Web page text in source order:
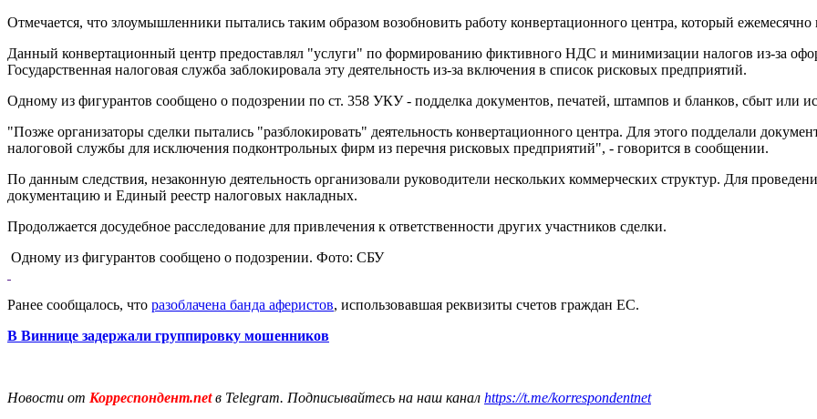
Отмечается, что злоумышленники пытались таким образом возобновить работу конвертационного центра, который
Данный конвертационный центр предоставлял "услуги" по формированию фиктивного НДС и минимизации налогов из-за
Государственная налоговая служба заблокировала эту деятельность из-за включения в список рисковых предприятий.
Одному из фигурантов сообщено о подозрении по ст. 358 УКУ - подделка документов, печатей, штампов и бланков, сбыт или
"Позже организаторы сделки пытались "разблокировать" деятельность конвертационного центра. Для этого подделали
налоговой службы для исключения подконтрольных фирм из перечня рисковых предприятий", - говорится в сообщении.
По данным следствия, незаконную деятельность организовали руководители нескольких коммерческих структур. Для
документацию и Единый реестр налоговых накладных.
Продолжается досудебное расследование для привлечения к ответственности других участников сделки.
Одному из фигурантов сообщено о подозрении. Фото: СБУ
Ранее сообщалось, что разоблачена банда аферистов, использовавшая реквизиты счетов граждан ЕС.
В Виннице задержали группировку мошенников
Новости от Корреспондент.netв Telegram. Подписывайтесь на наш канал https://t.me/korrespondentnet